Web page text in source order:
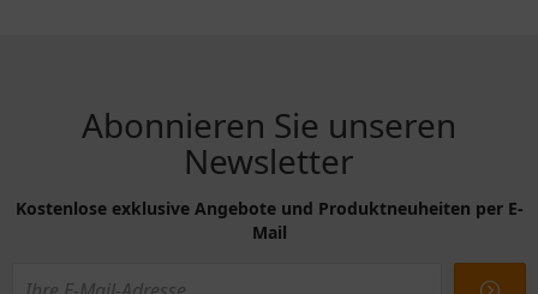
Abonnieren Sie unseren
Newsletter
Kostenlose exklusive Angebote und Produktneuheiten per E-
Mail